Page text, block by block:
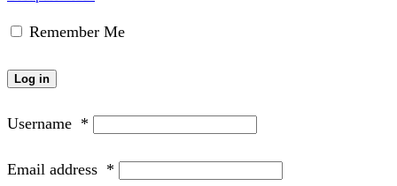
Remember Me
Log in
Username *
Email address *